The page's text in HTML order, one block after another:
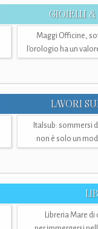
GIOIELLI
Maggi Officine,
l'orologio ha un
LAVORI
Italsub: sommersi
non è solo un
Libreria Mare di